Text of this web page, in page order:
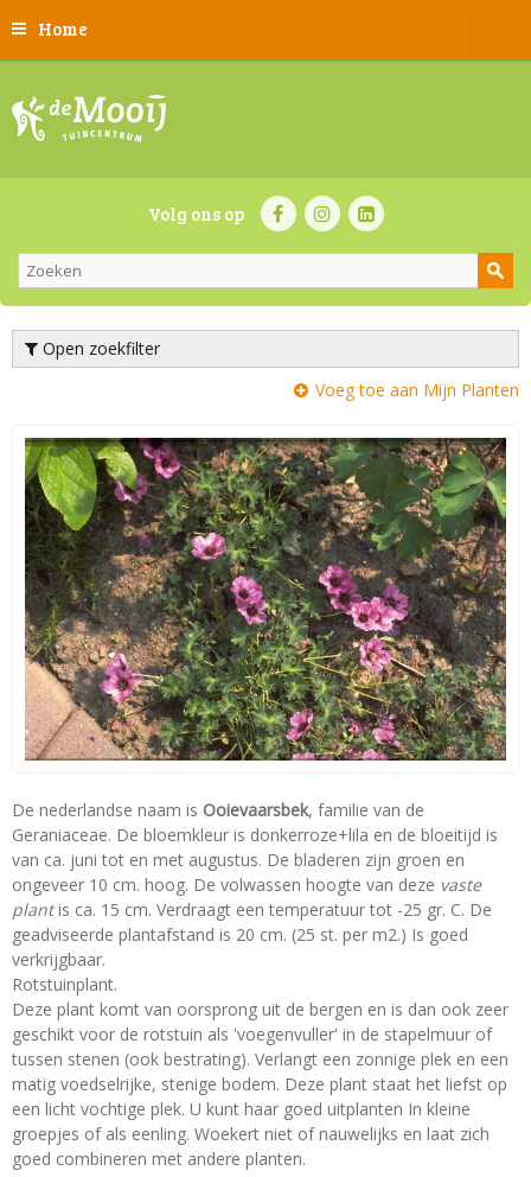
Home
Volg ons op
Open zoekfilter
Voeg toe aan Mijn Planten
De nederlandse naam is Ooievaarsbek, familie van de
Geraniaceae. De bloemkleur is donkerroze+lila en de bloeitijd is
van ca. juni tot en met augustus. De bladeren zijn groen en
ongeveer 10 cm. hoog. De volwassen hoogte van deze vaste
plantis ca. 15 cm. Verdraagt een temperatuur tot -25 gr. C. De
geadviseerde plantafstand is 20 cm. (25 st. per m2.) Is goed
verkrijgbaar.
Rotstuinplant.
Deze plant komt van oorsprong uit de bergen en is dan ook zeer
geschikt voor de rotstuin als 'voegenvuller' in de stapelmuur of
tussen stenen (ook bestrating). Verlangt een zonnige plek en een
matig voedselrijke, stenige bodem. Deze plant staat het liefst op
een licht vochtige plek. U kunt haar goed uitplanten In kleine
groepjes of als eenling. Woekert niet of nauwelijks en laat zich
goed combineren met andere planten.